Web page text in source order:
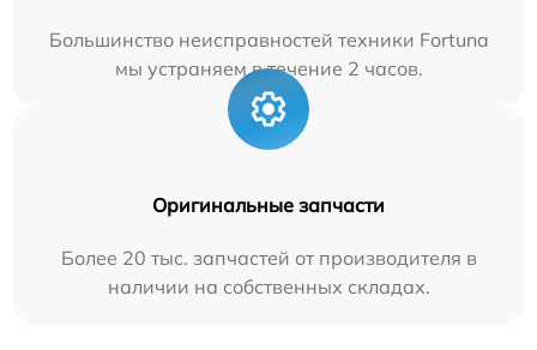
Большинство неисправностей техники Fortuna
мы устраняем в течение 2 часов.
Оригинальные запчасти
Более 20 тыс. запчастей от производителя в
наличии на собственных складах.